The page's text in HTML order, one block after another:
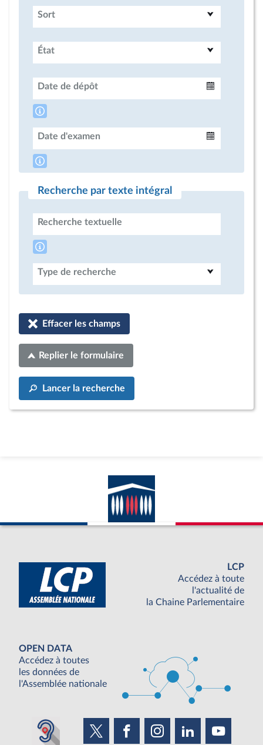
Sort
État
Date de dépôt
Date d'examen
Recherche par texte intégral
Recherche textuelle
Type de recherche
Effacer les champs
Replier le formulaire
Lancer la recherche
LCP
Accédez à toute
l'actualité de
la Chaine Parlementaire
OPEN DATA
Accédez à toutes
les données de
l'Assemblée nationale